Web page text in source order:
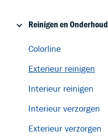
Reinigen en Onderhoud
Colorline
Exterieur reinigen
Interieur reinigen
Interieur verzorgen
Exterieur verzorgen